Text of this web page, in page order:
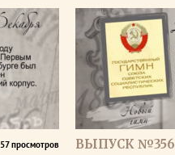
57 просмотров ВЫПУСК №356